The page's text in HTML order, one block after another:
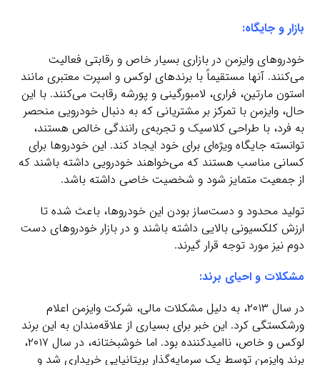
بازار و جایگاه:
خودروهای وایزمن در بازاری بسیار خاص و رقابتی فعالیت
می‌کنند. آنها مستقیماً با برندهای لوکس و اسپرت معتبری مانند
استون مارتین، فراری، لامبورگینی و پورشه رقابت می‌کنند. با این
حال، وایزمن با تمرکز بر مشتریانی که به دنبال خودرویی منحصر
به فرد، با طراحی کلاسیک و تجربه‌ی رانندگی خالص هستند،
توانسته جایگاه ویژه‌ای برای خود ایجاد کند. این خودروها برای
کسانی مناسب هستند که می‌خواهند خودرویی داشته باشند که
از جمعیت متمایز شود و شخصیت خاصی داشته باشد.
تولید محدود و دست‌ساز بودن این خودروها، باعث شده تا
ارزش کلکسیونی بالایی داشته باشند و در بازار خودروهای دست
دوم نیز مورد توجه قرار گیرند.
مشکلات و احیای برند:
در سال ۲۰۱۳، به دلیل مشکلات مالی، شرکت وایزمن اعلام
ورشکستگی کرد. این خبر برای بسیاری از علاقه‌مندان به این برند
لوکس و خاص، ناامیدکننده بود. اما خوشبختانه، در سال ۲۰۱۷،
برند وایزمن توسط یک سرمایه‌گذار بریتانیایی خریداری شد و